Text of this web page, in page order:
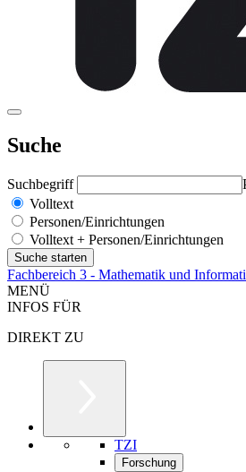
Suche
Suchbegriff
Volltext
Personen/Einrichtungen
Volltext + Personen/Einrichtungen
Fachbereich 3 - Mathematik und
MENÜ
INFOS FÜR
DIREKT ZU
TZI
Forschung